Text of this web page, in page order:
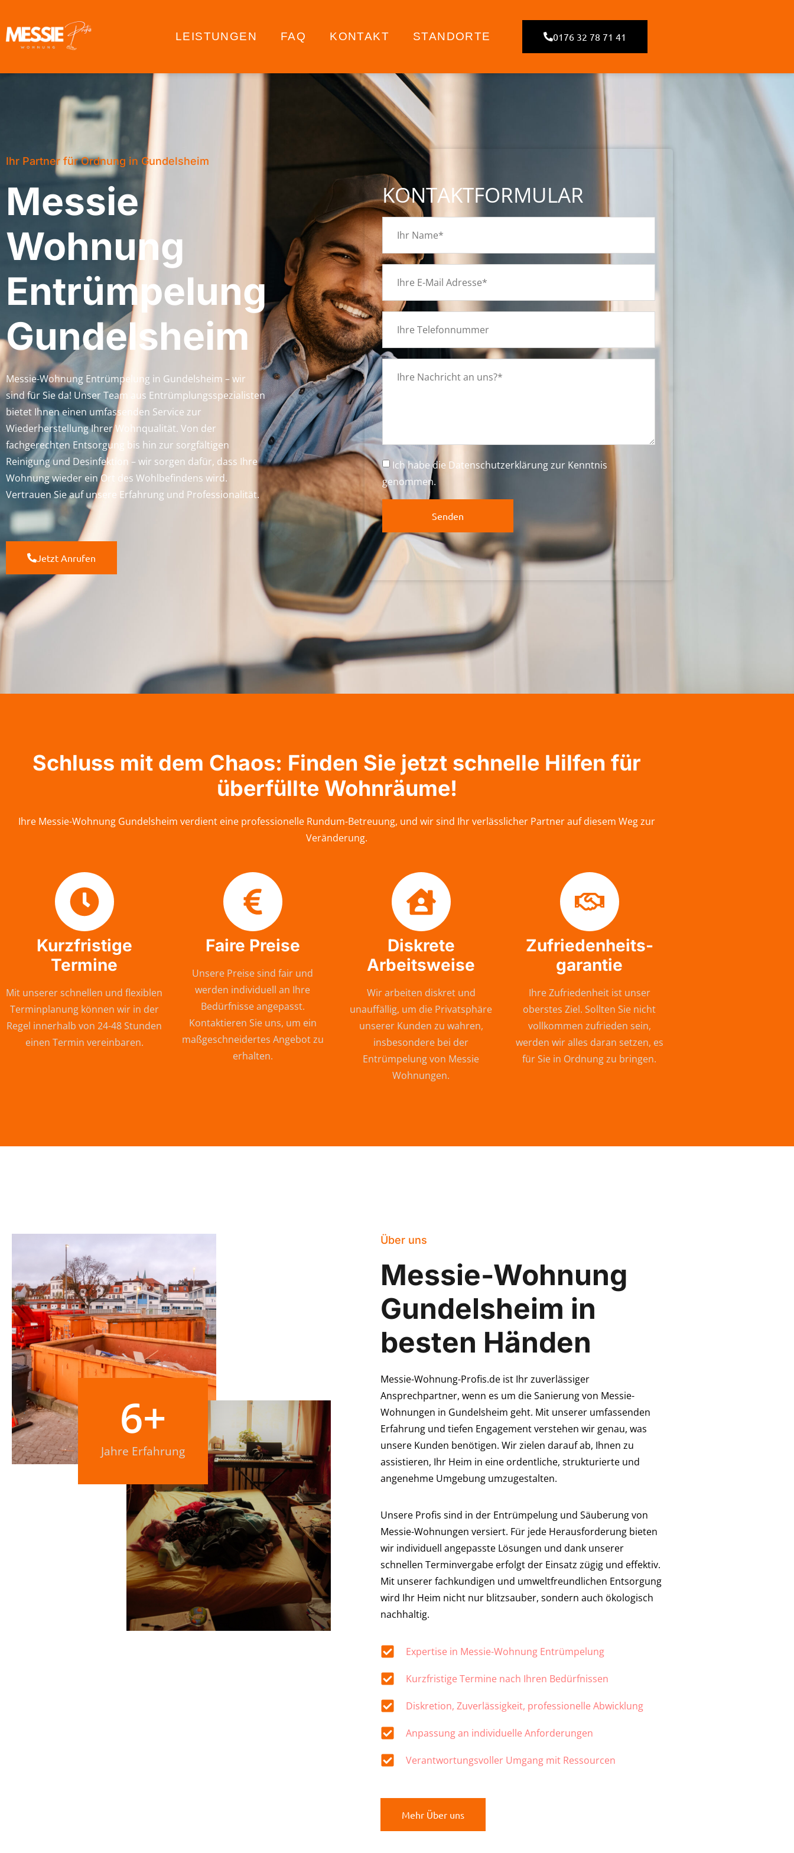
LEISTUNGEN FAQ KONTAKT STANDORTE 0176 32 78 71 41
Ihr Partner für Ordnung in Gundelsheim
Messie
Wohnung
Entrümpelung
Gundelsheim
Messie-Wohnung Entrümpelung in Gundelsheim – wir
sind für Sie da! Unser Team aus Entrümplungsspezialisten
bietet Ihnen einen umfassenden Service zur
Wiederherstellung Ihrer Wohnqualität. Von der
fachgerechten Entsorgung bis hin zur sorgfältigen
Reinigung und Desinfektion – wir sorgen dafür, dass Ihre
Wohnung wieder ein Ort des Wohlbefindens wird.
Vertrauen Sie auf unsere Erfahrung und Professionalität.
Jetzt Anrufen
KONTAKTFORMULAR
Ich habe die Datenschutzerklärungzur Kenntnis
genommen.
Senden
Schluss mit dem Chaos: Finden Sie jetzt schnelle Hilfen für
überfüllte Wohnräume!
Ihre Messie-Wohnung Gundelsheim verdient eine professionelle Rundum-Betreuung, und wir sind Ihr verlässlicher Partner auf diesem Weg zur
Veränderung.
Kurzfristige
Termine
Mit unserer schnellen und flexiblen
Terminplanung können wir in der
Regel innerhalb von 24-48 Stunden
einen Termin vereinbaren.
Faire Preise
Unsere Preise sind fair und
werden individuell an Ihre
Bedürfnisse angepasst.
Kontaktieren Sie uns, um ein
maßgeschneidertes Angebot zu
erhalten.
Diskrete
Arbeitsweise
Wir arbeiten diskret und
unauffällig, um die Privatsphäre
unserer Kunden zu wahren,
insbesondere bei der
Entrümpelung von Messie
Wohnungen.
Zufriedenheits-
garantie
Ihre Zufriedenheit ist unser
oberstes Ziel. Sollten Sie nicht
vollkommen zufrieden sein,
werden wir alles daran setzen, es
für Sie in Ordnung zu bringen.
Jahre Erfahrung
6+
Über uns
Messie-Wohnung
Gundelsheim in
besten Händen
Messie-Wohnung-Profis.de ist Ihr zuverlässiger
Ansprechpartner, wenn es um die Sanierung von Messie-
Wohnungen in Gundelsheim geht. Mit unserer umfassenden
Erfahrung und tiefen Engagement verstehen wir genau, was
unsere Kunden benötigen. Wir zielen darauf ab, Ihnen zu
assistieren, Ihr Heim in eine ordentliche, strukturierte und
angenehme Umgebung umzugestalten.
Unsere Profis sind in der Entrümpelung und Säuberung von
Messie-Wohnungen versiert. Für jede Herausforderung bieten
wir individuell angepasste Lösungen und dank unserer
schnellen Terminvergabe erfolgt der Einsatz zügig und effektiv.
Mit unserer fachkundigen und umweltfreundlichen Entsorgung
wird Ihr Heim nicht nur blitzsauber, sondern auch ökologisch
nachhaltig.
Expertise in Messie-Wohnung Entrümpelung
Kurzfristige Termine nach Ihren Bedürfnissen
Diskretion, Zuverlässigkeit, professionelle Abwicklung
Anpassung an individuelle Anforderungen
Verantwortungsvoller Umgang mit Ressourcen
Mehr Über uns